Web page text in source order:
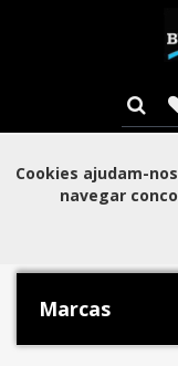
Categorias
Marcas
Cookies ajudam-
navegar